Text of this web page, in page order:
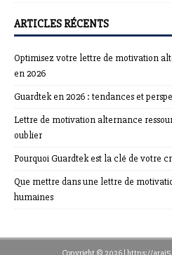
ARTICLES RÉCENTS
Optimisez votre lettre de motivation
en 2026
Guardtek en 2026 : tendances et
Lettre de motivation alternance
oublier
Pourquoi Guardtek est la clé de votre
Que mettre dans une lettre de
humaines